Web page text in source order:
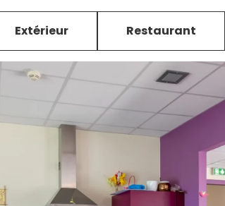
Extérieur Restaurant